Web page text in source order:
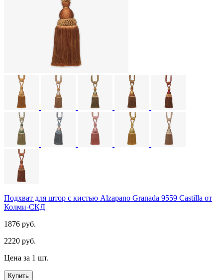
Подхват для штор с кистью Alzapano Granada 9559 Castilla от
Колми-СКД
1876 руб.
2220 руб.
Цена за 1 шт.
Купить